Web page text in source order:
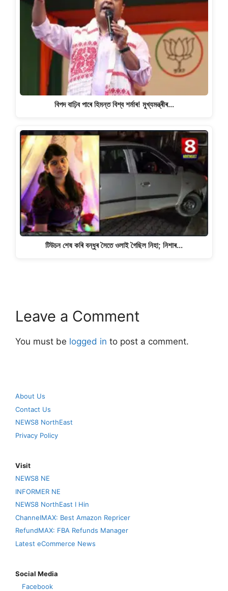
বিপদ বাঢ়িব পাৰে হিমন্ত বিশ্ব শৰ্মাৰ! মুখ্যমন্ত্ৰীৰ…
টিউচন শেষ কৰি বন্ধুৰ সৈতে ওলাই গৈছিল নিহা; নিশাৰ…
Leave a Comment
You must be logged in to post a comment.
About Us
Contact Us
NEWS8 NorthEast
Privacy Policy
Visit
NEWS8 NE
INFORMER NE
NEWS8 NorthEast I Hin
ChannelMAX: Best Amazon Repricer
RefundMAX: FBA Refunds Manager
Latest eCommerce News
Social Media
Facebook